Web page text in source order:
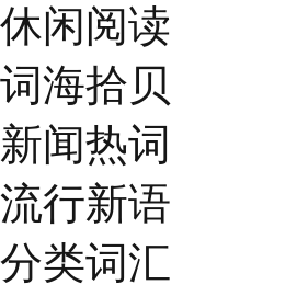
休闲阅读
词海拾贝
新闻热词
流行新语
分类词汇